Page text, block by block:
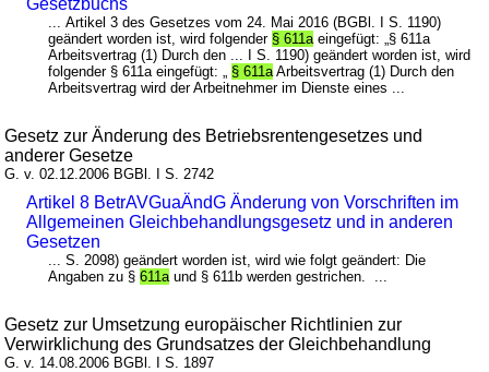
... Artikel 3 des Gesetzes vom 24. Mai 2016 (BGBl. I S. 1190)
geändert worden ist, wird folgender § 611a eingefügt: „§ 611a
Arbeitsvertrag (1) Durch den ... I S. 1190) geändert worden ist, wird
folgender § 611a eingefügt: „ § 611a Arbeitsvertrag (1) Durch den
Arbeitsvertrag wird der Arbeitnehmer im Dienste eines ...
Gesetz zur Änderung des Betriebsrentengesetzes und
anderer Gesetze
G. v. 02.12.2006 BGBl. I S. 2742
Artikel 8 BetrAVGuaÄndG Änderung von Vorschriften im
Allgemeinen Gleichbehandlungsgesetz und in anderen
Gesetzen
... S. 2098) geändert worden ist, wird wie folgt geändert: Die
Angaben zu §611a und § 611b werden gestrichen. ...
Gesetz zur Umsetzung europäischer Richtlinien zur
Verwirklichung des Grundsatzes der Gleichbehandlung
G. v. 14.08.2006 BGBl. I S. 1897